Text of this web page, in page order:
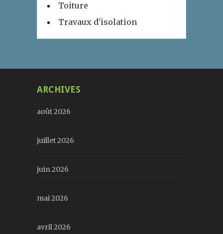
Toiture
Travaux d'isolation
ARCHIVES
août 2026
juillet 2026
juin 2026
mai 2026
avril 2026